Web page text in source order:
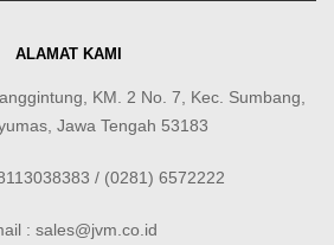
ALAMAT KAMI
KM. 2 No. 7, Kec. Sumbang,
Jawa Tengah 53183
/ (0281) 6572222
: sales@jvm.co.id